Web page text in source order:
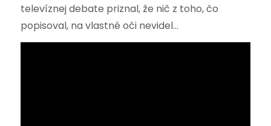
televíznej debate priznal, že nič z toho, čo
popisoval, na vlastné oči nevidel…